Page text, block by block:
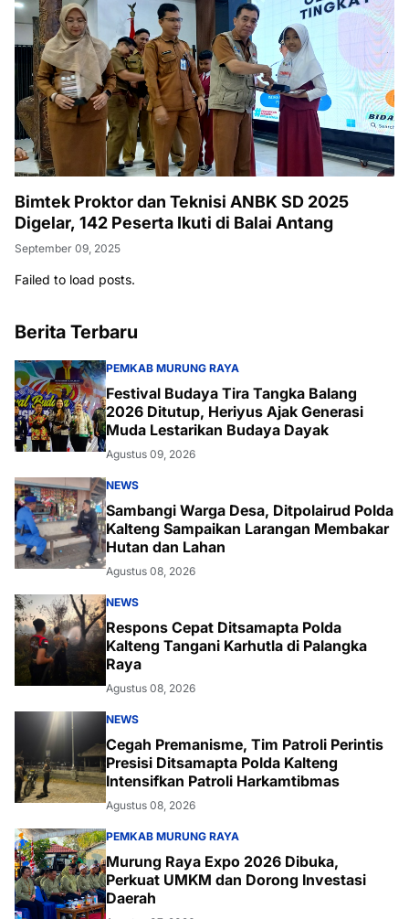
Bimtek Proktor dan Teknisi ANBK SD 2025
Digelar, 142 Peserta Ikuti di Balai Antang
September 09, 2025
Failed to load posts.
Berita Terbaru
PEMKAB MURUNG RAYA
Festival Budaya Tira Tangka Balang
2026 Ditutup, Heriyus Ajak Generasi
Muda Lestarikan Budaya Dayak
Agustus 09, 2026
NEWS
Sambangi Warga Desa, Ditpolairud Polda
Kalteng Sampaikan Larangan Membakar
Hutan dan Lahan
Agustus 08, 2026
NEWS
Respons Cepat Ditsamapta Polda
Kalteng Tangani Karhutla di Palangka
Raya
Agustus 08, 2026
NEWS
Cegah Premanisme, Tim Patroli Perintis
Presisi Ditsamapta Polda Kalteng
Intensifkan Patroli Harkamtibmas
Agustus 08, 2026
PEMKAB MURUNG RAYA
Murung Raya Expo 2026 Dibuka,
Perkuat UMKM dan Dorong Investasi
Daerah